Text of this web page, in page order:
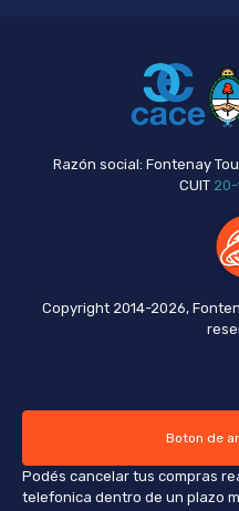
Razón social: Fontenay
CUIT 20-
Copyright 2014-2026,
Boton de
Podés cancelar tus compras
telefonica dentro de un plazo